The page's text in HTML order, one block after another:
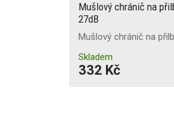
Mušlový chránič na
27dB
Mušlový chránič na
Skladem
332 Kč